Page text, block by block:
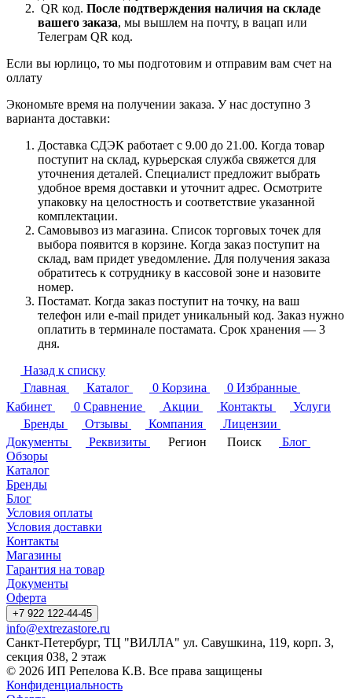
QR код. После подтверждения наличия на складе
вашего заказа, мы вышлем на почту, в вацап или
Телеграм QR код.
Если вы юрлицо, то мы подготовим и отправим вам счет на
оллату
Экономьте время на получении заказа. У нас доступно 3
варианта доставки:
Доставка СДЭК работает с 9.00 до 21.00. Когда товар
поступит на склад, курьерская служба свяжется для
уточнения деталей. Специалист предложит выбрать
удобное время доставки и уточнит адрес. Осмотрите
упаковку на целостность и соответствие указанной
комплектации.
Самовывоз из магазина. Список торговых точек для
выбора появится в корзине. Когда заказ поступит на
склад, вам придет уведомление. Для получения заказа
обратитесь к сотруднику в кассовой зоне и назовите
номер.
Постамат. Когда заказ поступит на точку, на ваш
телефон или e-mail придет уникальный код. Заказ нужно
оплатить в терминале постамата. Срок хранения — 3
дня.
Назад к списку
Главная
Каталог 0 Корзина 0 Избранные
Кабинет
0 Сравнение Акции Контакты
Услуги
Бренды
Отзывы Компания
Лицензии
Документы
Реквизиты Регион Поиск
Блог
Обзоры
Каталог
Бренды
Блог
Условия оплаты
Условия доставки
Контакты
Магазины
Гарантия на товар
Документы
Оферта
+7 922 122-44-45
info@extrezastore.ru
Санкт-Петербург, ТЦ "ВИЛЛА" ул. Савушкина, 119, корп. 3,
секция 038, 2 этаж
© 2026 ИП Репелова К.В. Все права защищены
Конфиденциальность